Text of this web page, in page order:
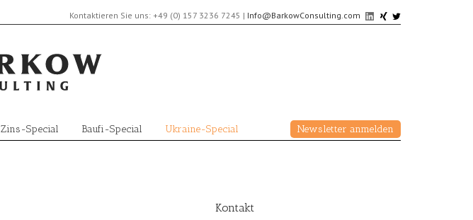
Kontaktieren Sie uns: +49 (0) 157 3236 7245 | Info@BarkowConsulting.com
Zins-Special Baufi-Special Ukraine-Special Newsletter anmelden
Kontakt